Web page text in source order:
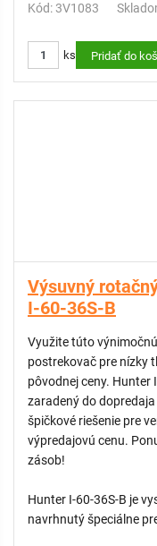
abrazívnych pôdach a
Model s označením
výsečou (360°), čo
- Nerezový piest (15
opláštením zaručuje
mechanickému
- Integrovaný spätný
odvodneniu potrubia
- Široký dosah: S
rozľahlé areály pri
vody.
Kód: 3V1083
ks Pridať do
Výsuvný
I-60-36S-B
Využite túto
postrekovač pre nízky
pôvodnej ceny. Hunter
zaradený do
špičkové riešenie pre
výpredajovú cenu.
zásob!
Hunter I-60-36S-B je
navrhnutý špeciálne